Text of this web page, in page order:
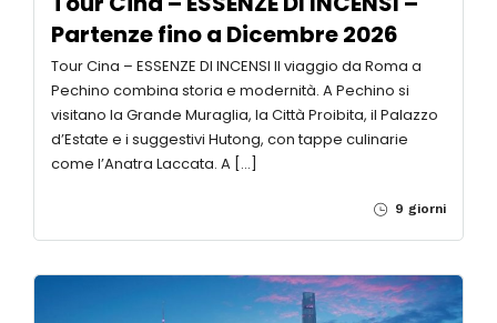
Tour Cina – ESSENZE DI INCENSI –
Partenze fino a Dicembre 2026